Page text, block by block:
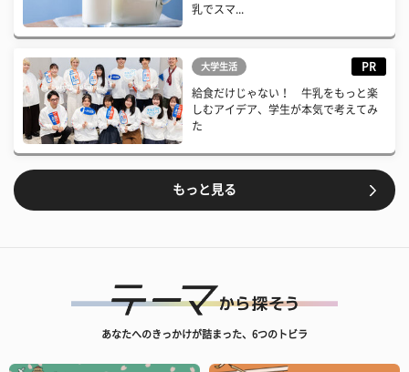
乳でスマ...
大学生活 PR
給食だけじゃない！ 牛乳をもっと楽
しむアイデア、学生が本気で考えてみ
た
もっと見る
あなたへのきっかけが詰まった、6つのトビラ